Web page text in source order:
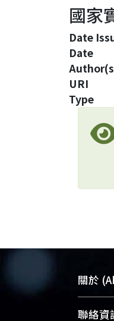
國家
Date
Date
URI
Type
關於
臺大位
聯絡資